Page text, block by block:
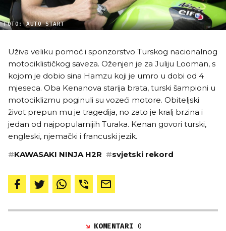
FOTO: AUTO START
Uživa veliku pomoć i sponzorstvo Turskog nacionalnog
motociklističkog saveza. Oženjen je za Juliju Looman, s
kojom je dobio sina Hamzu koji je umro u dobi od 4
mjeseca. Oba Kenanova starija brata, turski šampioni u
motociklizmu poginuli su vozeći motore. Obiteljski
život prepun mu je tragedija, no zato je kralj brzina i
jedan od najpopularnijih Turaka. Kenan govori turski,
engleski, njemački i francuski jezik.
#KAWASAKI NINJA H2R #svjetski rekord
KOMENTARI0